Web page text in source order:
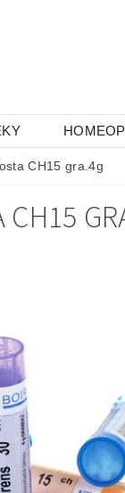
KONTAKTY
CH15 gra.4g